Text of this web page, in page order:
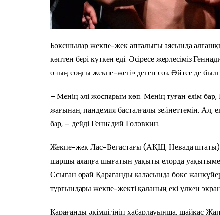
Боксшылар жекпе-жек апталығы аясында алғашқы
көптен бері күткен еді. Әсіресе жерлесіміз
оның соңғы жекпе-жегі» деген сөз. Әйтсе де
– Менің әлі жоспарым көп. Менің туған елім
жағынан, пандемия басталғалы зейнеттемін. Ал,
бар, – дейді Геннадий Головкин.
Жекпе-жек Лас-Вегастағы (АҚШ, Невада
шаршы алаңға шығатын уақыты елорда
Осыған орай Қарағанды қаласында бокс
тұрғындары жекпе-жекті қаланың екі үлкен
Қарағанды әкімдігінің хабарлауынша, шайқас